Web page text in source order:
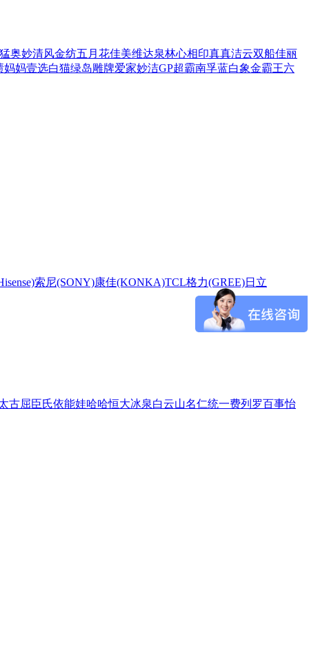
奥妙清风金纺五月花佳美维达泉林心相印真真洁云双船佳丽
妈妈壹选白猫绿岛雕牌爱家妙洁GP超霸南孚蓝白象金霸王六
索尼(SONY)康佳(KONKA)TCL格力(GREE)日立
古屈臣氏依能娃哈哈恒大冰泉白云山名仁统一费列罗百事怡